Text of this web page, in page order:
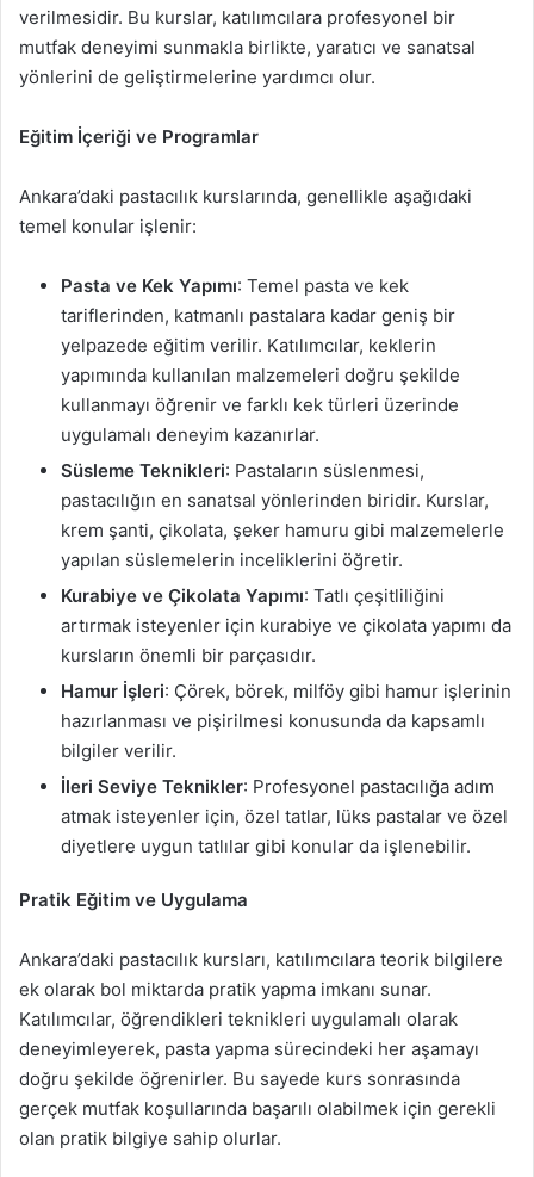
verilmesidir. Bu kurslar, katılımcılara profesyonel bir
mutfak deneyimi sunmakla birlikte, yaratıcı ve sanatsal
yönlerini de geliştirmelerine yardımcı olur.
Eğitim İçeriği ve Programlar
Ankara’daki pastacılık kurslarında, genellikle aşağıdaki
temel konular işlenir:
Pasta ve Kek Yapımı: Temel pasta ve kek
tariflerinden, katmanlı pastalara kadar geniş bir
yelpazede eğitim verilir. Katılımcılar, keklerin
yapımında kullanılan malzemeleri doğru şekilde
kullanmayı öğrenir ve farklı kek türleri üzerinde
uygulamalı deneyim kazanırlar.
Süsleme Teknikleri: Pastaların süslenmesi,
pastacılığın en sanatsal yönlerinden biridir. Kurslar,
krem şanti, çikolata, şeker hamuru gibi malzemelerle
yapılan süslemelerin inceliklerini öğretir.
Kurabiye ve Çikolata Yapımı: Tatlı çeşitliliğini
artırmak isteyenler için kurabiye ve çikolata yapımı da
kursların önemli bir parçasıdır.
Hamur İşleri: Çörek, börek, milföy gibi hamur işlerinin
hazırlanması ve pişirilmesi konusunda da kapsamlı
bilgiler verilir.
İleri Seviye Teknikler: Profesyonel pastacılığa adım
atmak isteyenler için, özel tatlar, lüks pastalar ve özel
diyetlere uygun tatlılar gibi konular da işlenebilir.
Pratik Eğitim ve Uygulama
Ankara’daki pastacılık kursları, katılımcılara teorik bilgilere
ek olarak bol miktarda pratik yapma imkanı sunar.
Katılımcılar, öğrendikleri teknikleri uygulamalı olarak
deneyimleyerek, pasta yapma sürecindeki her aşamayı
doğru şekilde öğrenirler. Bu sayede kurs sonrasında
gerçek mutfak koşullarında başarılı olabilmek için gerekli
olan pratik bilgiye sahip olurlar.